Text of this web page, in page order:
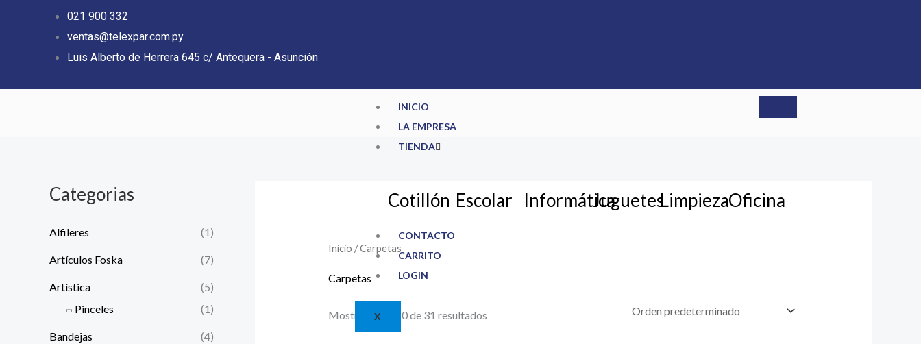
021 900 332
ventas@telexpar.com.py
Luis Alberto de Herrera 645 c/ Antequera - Asunción
INICIO
LA EMPRESA
TIENDA
Cotillón Escolar InformáticaJuguetesLimpiezaOficina
CONTACTO
CARRITO
LOGIN
X
Categorias
Alfileres (1)
Artículos Foska (7)
Artística
(5)
Pinceles
(1)
Bandejas (4)
Inicio / Carpetas
Carpetas
Mostrando 1–10 de 31 resultados